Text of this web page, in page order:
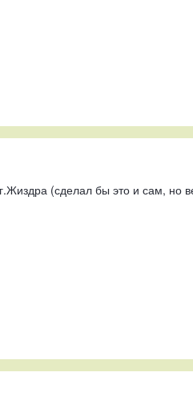
(сделал бы это и сам, но